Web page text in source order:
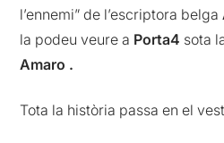
l’ennemi” de l’escriptora belga
la podeu veure a Porta4 sota
Amaro .
Tota la història passa en el